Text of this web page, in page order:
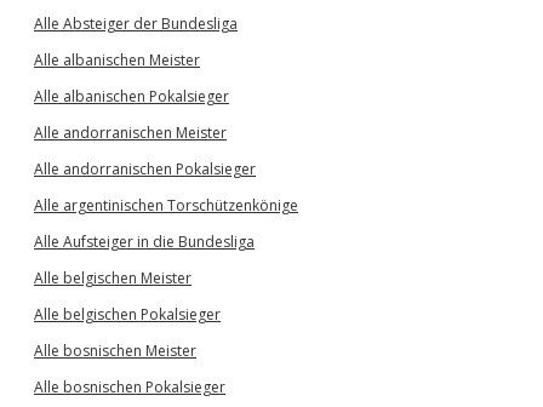
Alle Absteiger der Bundesliga
Alle albanischen Meister
Alle albanischen Pokalsieger
Alle andorranischen Meister
Alle andorranischen Pokalsieger
Alle argentinischen Torschützenkönige
Alle Aufsteiger in die Bundesliga
Alle belgischen Meister
Alle belgischen Pokalsieger
Alle bosnischen Meister
Alle bosnischen Pokalsieger